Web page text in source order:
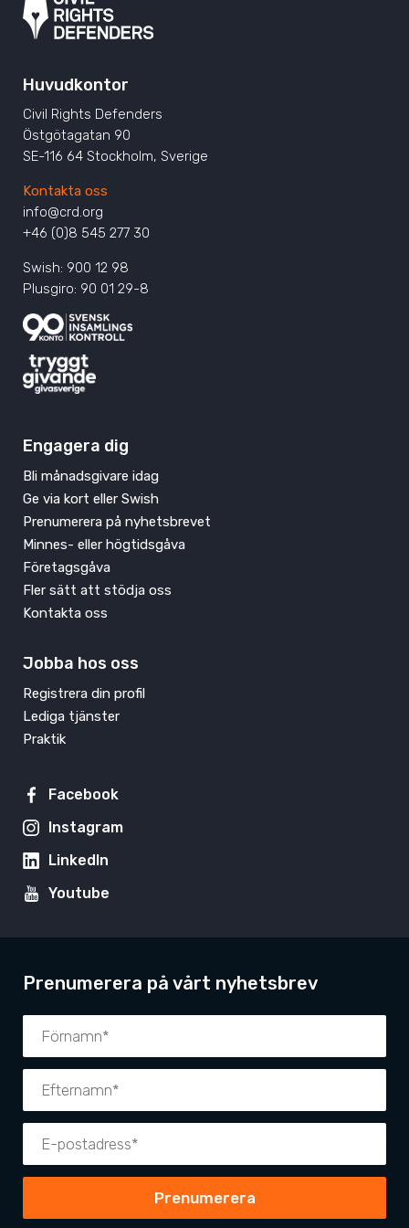
Huvudkontor
Civil Rights Defenders
Östgötagatan 90
SE-116 64 Stockholm, Sverige
Kontakta oss
info@crd.org
+46 (0)8 545 277 30
Swish: 900 12 98
Plusgiro: 90 01 29-8
Engagera dig
Bli månadsgivare idag
Ge via kort eller Swish
Prenumerera på nyhetsbrevet
Minnes- eller högtidsgåva
Företagsgåva
Fler sätt att stödja oss
Kontakta oss
Jobba hos oss
Registrera din profil
Lediga tjänster
Praktik
Facebook
Instagram
LinkedIn
Youtube
Prenumerera på vårt nyhetsbrev